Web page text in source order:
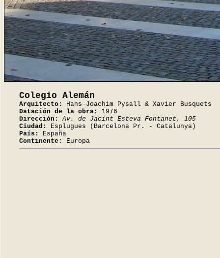
Colegio Alemán
Arquitecto:
Hans-Joachim Pysall & Xavier Busquets
Datación de la obra:
1976
Dirección:
Av. de Jacint Esteva Fontanet, 105
Ciudad:
Esplugues (Barcelona Pr. - Catalunya)
País:
España
Continente:
Europa